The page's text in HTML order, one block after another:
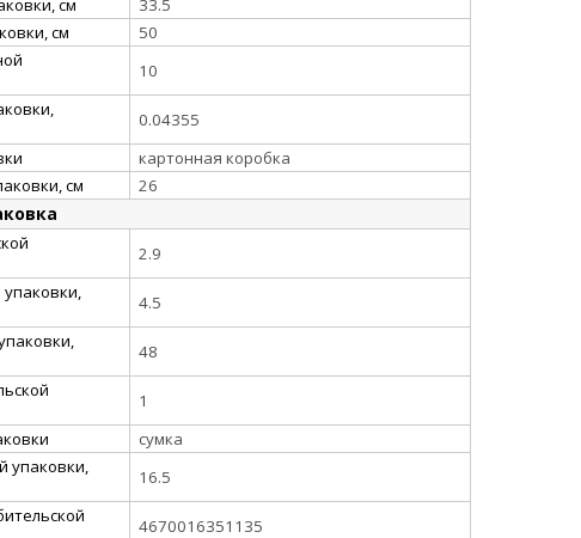
см
50
10
0.04355
картонная коробка
см
26
2.9
4.5
48
1
сумка
упаковки,
16.5
4670016351135